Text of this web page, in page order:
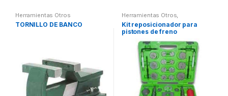
Herramientas Otros
TORNILLO DE BANCO
Herramientas Otros,
Herramientas Frenos y
Refrigeración
Kit reposicionador para
pistones de freno